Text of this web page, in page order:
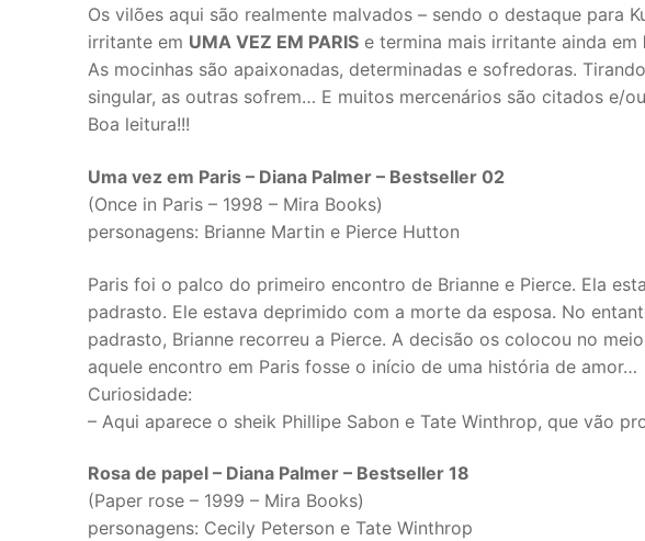
Os vilões aqui são realmente malvados – sendo o destaque para
irritante em UMA VEZ EM PARIS e termina mais irritante ainda em
As mocinhas são apaixonadas, determinadas e sofredoras.
singular, as outras sofrem… E muitos mercenários são citados e/
Boa leitura!!!
Uma vez em Paris – Diana Palmer – Bestseller 02
(Once in Paris – 1998 – Mira Books)
personagens: Brianne Martin e Pierce Hutton
Paris foi o palco do primeiro encontro de Brianne e Pierce. Ela
padrasto. Ele estava deprimido com a morte da esposa. No
padrasto, Brianne recorreu a Pierce. A decisão os colocou no
aquele encontro em Paris fosse o início de uma história de amor…
Curiosidade:
– Aqui aparece o sheik Phillipe Sabon e Tate Winthrop, que vão
Rosa de papel – Diana Palmer – Bestseller 18
(Paper rose – 1999 – Mira Books)
personagens: Cecily Peterson e Tate Winthrop